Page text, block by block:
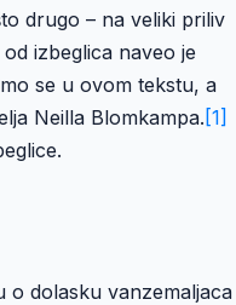
drugo – na veliki priliv
izbeglica naveo je
se u ovom tekstu, a
Neilla Blomkampa. [1]
o dolasku vanzemaljaca